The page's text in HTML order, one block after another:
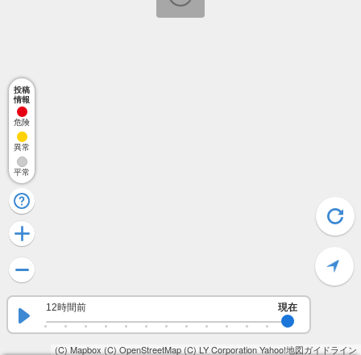
(C) Mapbox (C) OpenStreetMap(C) LY CorporationYahoo!地図ガイドライン
12時間前 現在
投稿
情報
危険
異常
平常